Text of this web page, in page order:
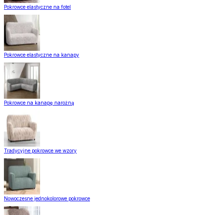
Pokrowce elastyczne na fotel
Pokrowce elastyczne na kanapy
Pokrowce na kanapę narożną
Tradycyjne pokrowce we wzory
Nowoczesne jednokolorowe pokrowce